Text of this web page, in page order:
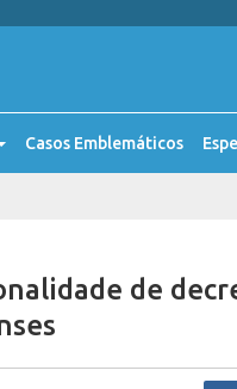
Casos Emblemáticos
de